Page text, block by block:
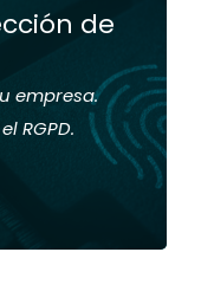
de
empresa.
RGPD.
de
y experta